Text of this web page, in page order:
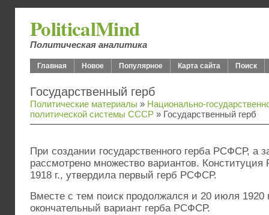
PoliticalMind
Политическая аналитика
Главная Новое Популярное Карта сайта Поиск
Государственный герб
Политические материалы » Национально-
политической системы СССР » Государственный герб
При создании государственного герба РСФСР,
рассмотрено множество вариантов.
1918 г., утвердила первый герб РСФСР.
Вместе с тем поиск продолжался и 20 июля
окончательный вариант герба РСФСР.